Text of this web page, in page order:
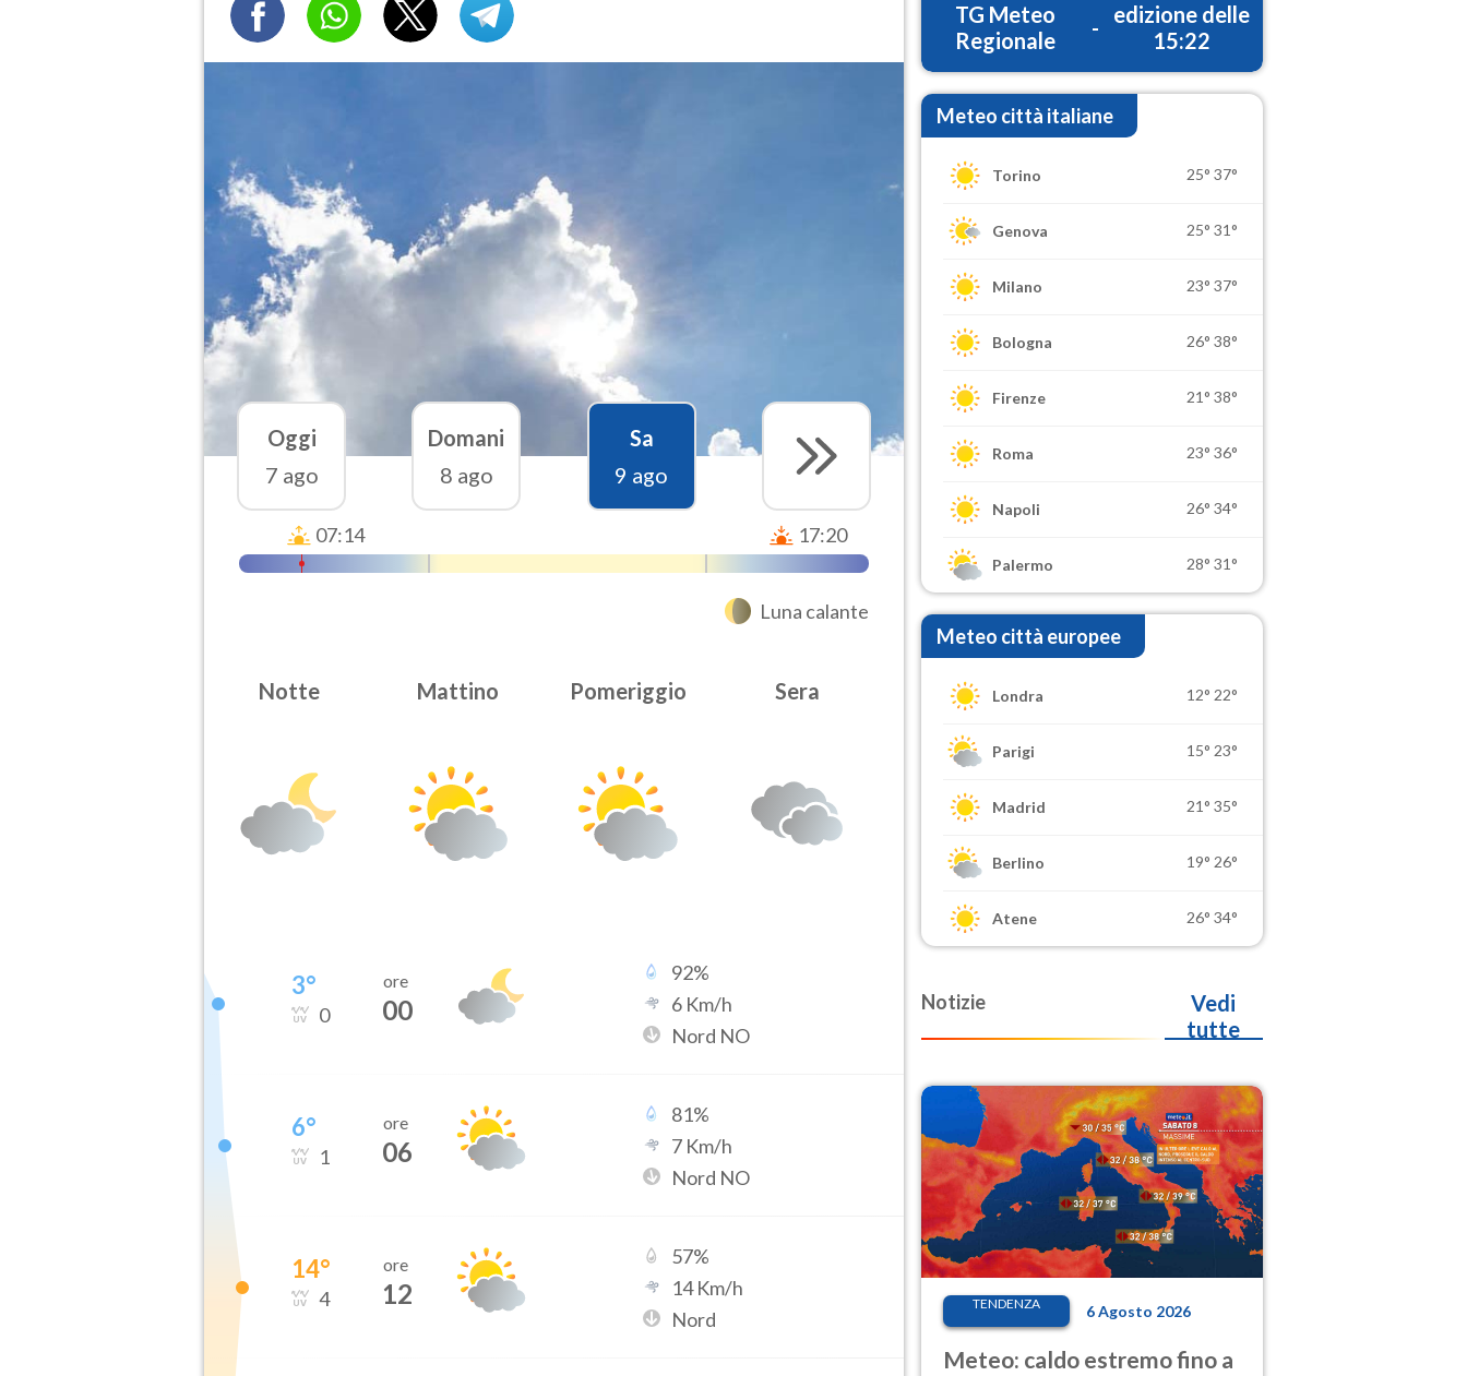
Oggi
7 ago
Domani
8 ago
Sa
9 ago
07:14 17:20
Luna calante
Notte Mattino Pomeriggio Sera
3°
0
ore
00
92%
6 Km/h
Nord NO
6°
1
ore
06
81%
7 Km/h
Nord NO
14°
4
ore
12
57%
14Km/h
Nord
TG Meteo
Regionale
-
edizione delle
15:22
Meteo città italiane
Torino 25° 37°
Genova 25° 31°
Milano 23° 37°
Bologna 26° 38°
Firenze 21° 38°
Roma 23° 36°
Napoli 26° 34°
Palermo 28° 31°
Meteo città europee
Londra 12° 22°
Parigi 15° 23°
Madrid 21° 35°
Berlino 19° 26°
Atene 26° 34°
Notizie
Vedi
tutte
TENDENZA 6 Agosto 2026
Meteo: caldo estremo fino a